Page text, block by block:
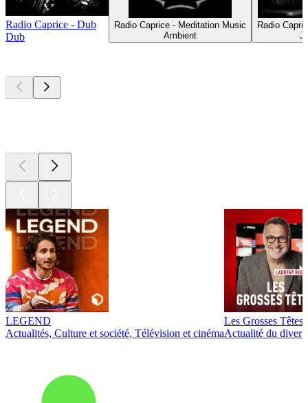
Radio Caprice - Dub
Dub
Radio Caprice - Meditation Music
Ambient
Radio
LEGEND
Actualités, Culture et société, Télévision et cinéma
Les Grosses Têtes
Actualité du